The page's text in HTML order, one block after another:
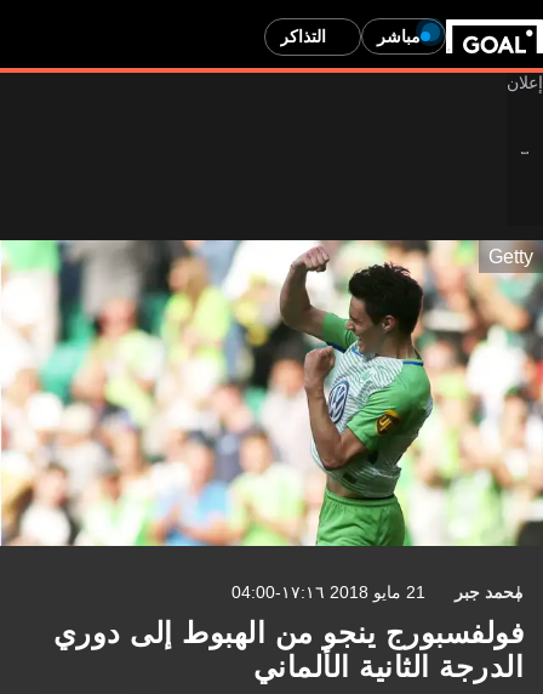
مباشر التذاكر
Getty
محمد جبر 21 مايو 2018 ١٧:١٦-04:00
فولفسبورج ينجو من الهبوط إلى دوري
الدرجة الثانية الألماني